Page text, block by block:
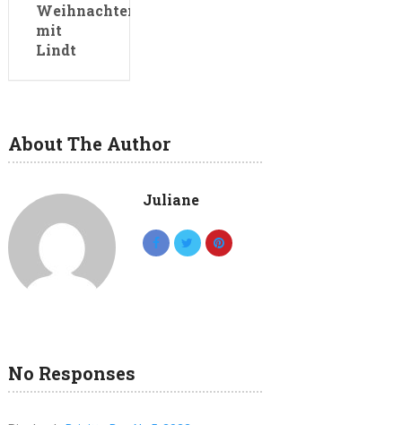
Weihnachten
mit
Lindt
About The Author
Juliane
No Responses